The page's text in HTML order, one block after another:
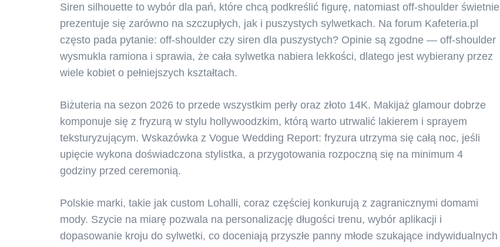
Siren silhouette to wybór dla pań, które chcą podkreślić figurę, natomiast off-shoulder świetnie
prezentuje się zarówno na szczupłych, jak i puszystych sylwetkach. Na forum Kafeteria.pl
często pada pytanie: off-shoulder czy siren dla puszystych? Opinie są zgodne — off-shoulder
wysmukla ramiona i sprawia, że cała sylwetka nabiera lekkości, dlatego jest wybierany przez
wiele kobiet o pełniejszych kształtach.
Biżuteria na sezon 2026 to przede wszystkim perły oraz złoto 14K. Makijaż glamour dobrze
komponuje się z fryzurą w stylu hollywoodzkim, którą warto utrwalić lakierem i sprayem
teksturyzującym. Wskazówka z Vogue Wedding Report: fryzura utrzyma się całą noc, jeśli
upięcie wykona doświadczona stylistka, a przygotowania rozpoczną się na minimum 4
godziny przed ceremonią.
Polskie marki, takie jak custom Lohalli, coraz częściej konkurują z zagranicznymi domami
mody. Szycie na miarę pozwala na personalizację długości trenu, wybór aplikacji i
dopasowanie kroju do sylwetki, co doceniają przyszłe panny młode szukające indywidualnych